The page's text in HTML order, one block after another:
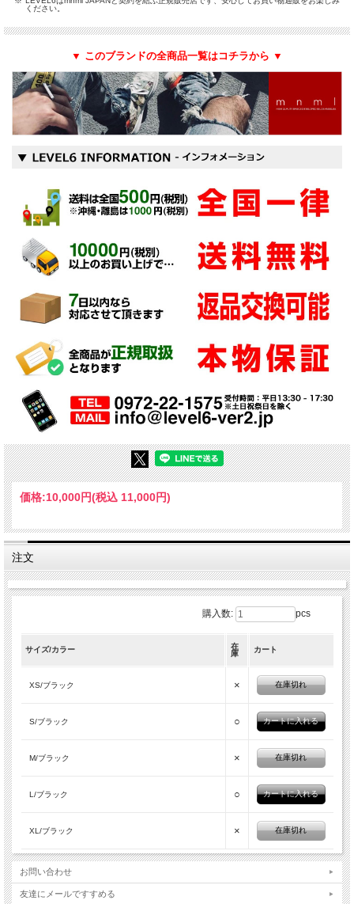
ください。
▼ このブランドの全商品一覧はコチラから ▼
価格:10,000円(税込 11,000円)
注文
購入数: pcs
サイズ/カラー
在
庫
カート
XS/ブラック × 在庫切れ
S/ブラック ○
M/ブラック × 在庫切れ
L/ブラック ○
XL/ブラック × 在庫切れ
お問い合わせ
友達にメールですすめる